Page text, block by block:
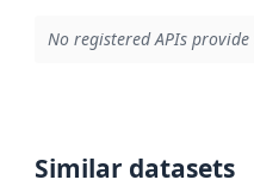
No registered APIs
Similar datasets